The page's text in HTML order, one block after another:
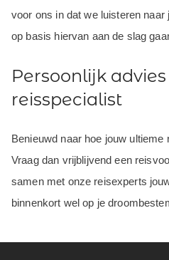
voor ons in dat we luisteren
op basis hiervan aan de slag
Persoonlijk
reisspecialist
Benieuwd naar hoe jouw ultieme
Vraag dan vrijblijvend een
samen met onze reisexperts
binnenkort wel op je